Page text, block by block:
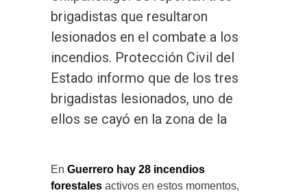
brigadistas que resultaron
lesionados en el combate a los
incendios. Protección Civil del
Estado informo que de los tres
brigadistas lesionados, uno de
ellos se cayó en la zona de la
En Guerrero hay 28 incendios
forestales activos en estos momentos,